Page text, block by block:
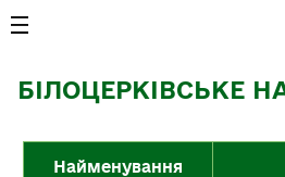
БІЛОЦЕРКІВСЬКЕ
Найменування